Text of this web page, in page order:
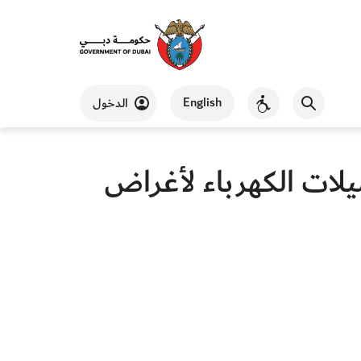
الدخول English
الكهرباء لأغراض